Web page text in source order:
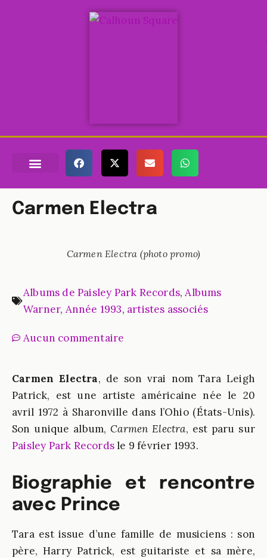
Carmen Electra
Carmen Electra (photo promo)
Albums de Paisley Park Records,Albums
Warner, Année 1993, artistes associés
Aucun commentaire
Carmen Electra, de son vrai nom Tara Leigh
Patrick, est une artiste américaine née le 20
avril 1972 à Sharonville dans l’Ohio (États-Unis).
Son unique album,Carmen Electra, est paru sur
Paisley Park Recordsle 9 février 1993.
Biographie et rencontre
avec Prince
Tara est issue d’une famille de musiciens : son
père, Harry Patrick, est guitariste et sa mère,